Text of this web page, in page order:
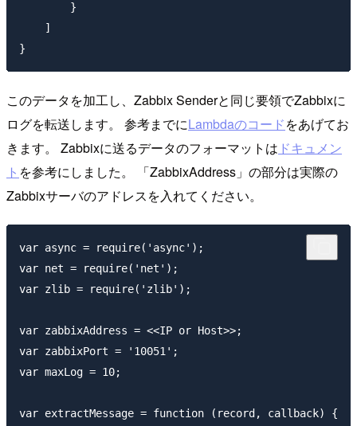
        }
    ]
このデータを加工し、Zabbix Senderと同じ要領でZabbixに
ログを転送します。 参考までにLambdaのコードをあげてお
きます。 Zabbixに送るデータのフォーマットは ドキュメン
ト を参考にしました。 「ZabbixAddress」の部分は実際の
Zabbixサーバのアドレスを入れてください。
var async = require('async');
var net = require('net');
var zlib = require('zlib');
var zabbixAddress = <<IP or Host>>;
var zabbixPort = '10051';
var maxLog = 10;
var extractMessage = function (record, callback) {